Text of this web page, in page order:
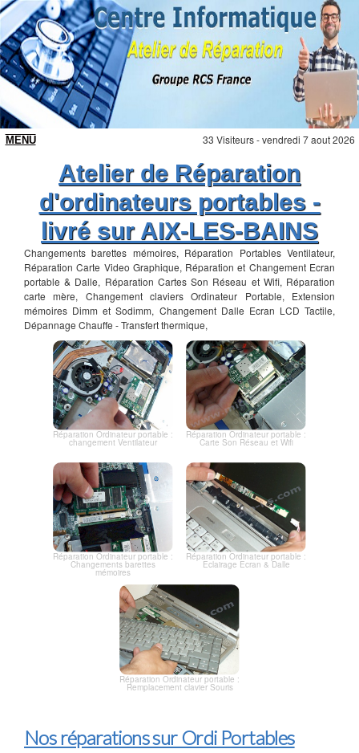
33 Visiteurs - vendredi 7 aout 2026
Atelier de Réparation
d'ordinateurs portables -
livré sur AIX-LES-BAINS
Changements barettes mémoires, Réparation Portables Ventilateur,
Réparation Carte Video Graphique, Réparation et Changement Ecran
portable & Dalle, Réparation Cartes Son Réseau et Wifi, Réparation
carte mère, Changement claviers Ordinateur Portable, Extension
mémoires Dimm et Sodimm, Changement Dalle Ecran LCD Tactile,
Dépannage Chauffe - Transfert thermique,
Réparation Ordinateur portable :
changement Ventilateur
Réparation Ordinateur portable :
Carte Son Réseau et Wifi
Réparation Ordinateur portable :
Changements barettes
mémoires
Réparation Ordinateur portable :
Eclairage Ecran & Dalle
Réparation Ordinateur portable :
Remplacement clavier Souris
Nos réparations sur Ordi Portables